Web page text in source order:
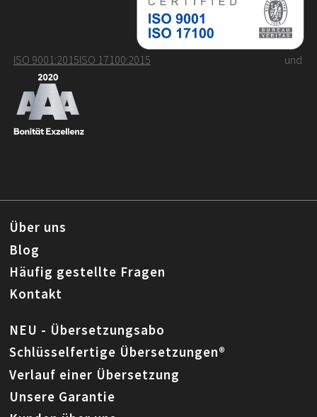
ISO 9001:2015 und
ISO 17100:2015
Über uns
Blog
Häufig gestellte Fragen
Kontakt
NEU - Übersetzungsabo
Schlüsselfertige Übersetzungen®
Verlauf einer Übersetzung
Unsere Garantie